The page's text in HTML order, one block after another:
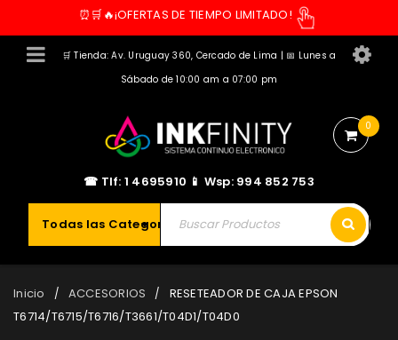
⏰🛒🔥¡OFERTAS DE TIEMPO LIMITADO!
🛒 Tienda: Av. Uruguay 360, Cercado de Lima | 📅 Lunes a
Sábado de 10:00 am a 07:00 pm
☎ Tlf: 1 4695910 📱 Wsp: 994 852 753
Todas las Categorías
0
Inicio / ACCESORIOS /
RESETEADOR DE CAJA EPSON
T6714/T6715/T6716/T3661/T04D1/T04D0